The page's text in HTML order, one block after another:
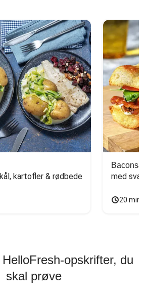
kartofler & rødbede med
20
opskrifter, du
skal prøve